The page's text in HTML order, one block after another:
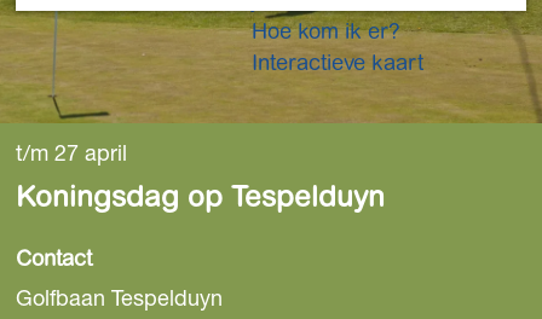
p
g
Hoe kom ik er?
Interactieve kaart
t/m 27 april
Koningsdag op Tespelduyn
Contact
Golfbaan Tespelduyn